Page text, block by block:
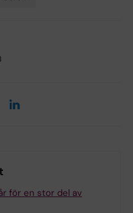
för en stor del av